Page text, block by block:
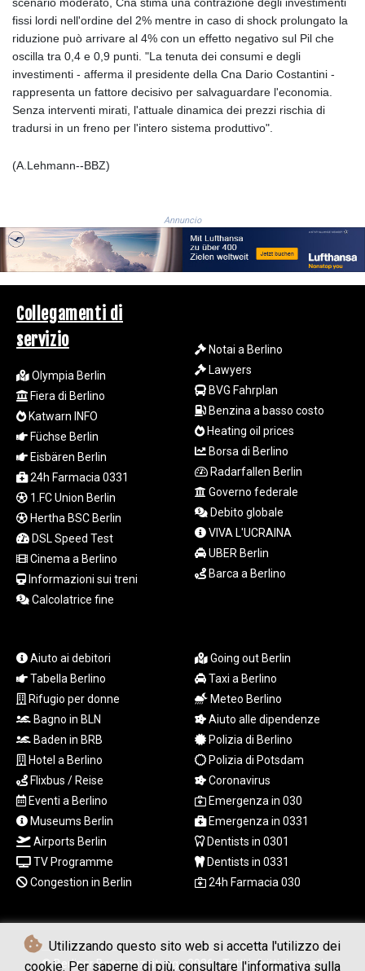
Utilizzando questo sito web si accetta l'utilizzo dei
cookie. Per saperne di più, consultare l'informativa sulla
KHR
4682.633154
KMF 492.883829
KRW
1642.584342
KWD 0.356596
KYD 0.961725
KZT 540.782319
LKR 387.641311
LRD 208.303681
LSL 18.823107
LTL 3.408332
MDL 20.079427
MGA
4961.611298
MKD 61.52518
MMK
2423.376627
MNT
4150.658845
MOP 9.324769
MRU 46.264576
MUR 54.182173
MVR 17.833786
MWK
2001.034568
NGN 1573.04937
NIO 42.466857
NOK 11.000254
NPR 175.719473
NZD 1.961533
OMR 0.443831
PAB 1.154005
PGK 5.098623
PHP 70.147602
PKR 320.383288
PLN 4.298905
PYG
QAR 4.218488
RSD 117.323662
fissi lordi nell'ordine del 2% mentre in caso di shock prolungato la
riduzione può arrivare al 4% con un effetto negativo sul Pil che
oscilla tra 0,4 e 0,9 punti. "La tenuta dei consumi e degli
investimenti - afferma il presidente della Cna Dario Costantini -
rappresenta un fattore decisivo per salvaguardare l'economia.
Senza interventi mirati, l'attuale dinamica dei prezzi rischia di
tradursi in un freno per l'intero sistema produttivo".
(A.Lehmann--BBZ)
Annuncio
Collegamenti di
servizio
Olympia Berlin
Fiera di Berlino
Katwarn INFO
Füchse Berlin
Eisbären Berlin
24h Farmacia 0331
1.FC Union Berlin
Hertha BSC Berlin
DSL Speed Test
Cinema a Berlino
Informazioni sui treni
Calcolatrice fine
Notai a Berlino
Lawyers
BVG Fahrplan
Benzina a basso costo
Heating oil prices
Borsa di Berlino
Radarfallen Berlin
Governo federale
Debito globale
VIVA L'UCRAINA
UBER Berlin
Barca a Berlino
Aiuto ai debitori
Tabella Berlino
Rifugio per donne
Bagno in BLN
Baden in BRB
Hotel a Berlino
Flixbus / Reise
Eventi a Berlino
Museums Berlin
Airports Berlin
TV Programme
Congestion in Berlin
Going out Berlin
Taxi a Berlino
Meteo Berlino
Aiuto alle dipendenze
Polizia di Berlino
Polizia di Potsdam
Coronavirus
Emergenza in 030
Emergenza in 0331
Dentists in 0301
Dentists in 0331
24h Farmacia 030
© Berliner Boersenzeitung - 2026 - Tutti i diritti riservati